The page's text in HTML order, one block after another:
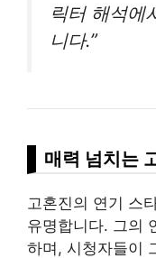
릭터 해석에
니다.”
매력 넘치는
고혼진의 연기 스
유명합니다. 그의
하며, 시청자들이